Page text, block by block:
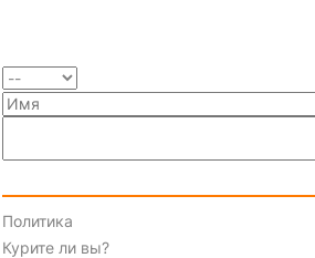
Политика
Курите ли вы?